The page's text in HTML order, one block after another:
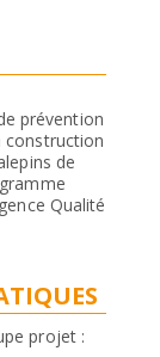
prévention
construction
de
Qualité
projet :